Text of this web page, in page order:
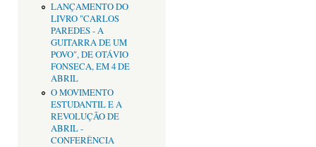
LANÇAMENTO DO
LIVRO "CARLOS
PAREDES - A
GUITARRA DE UM
POVO", DE OTÁVIO
FONSECA, EM 4 DE
ABRIL
O MOVIMENTO
ESTUDANTIL E A
REVOLUÇÃO DE
ABRIL -
CONFERÊNCIA